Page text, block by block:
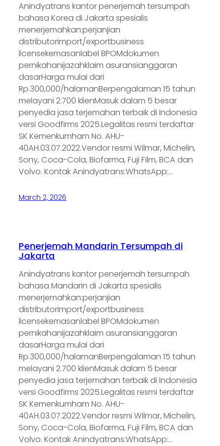
Anindyatrans kantor penerjemah tersumpah
bahasa Korea di Jakarta spesialis
menerjemahkan:perjanjian
distributorimport/exportbusiness
licensekemasanlabel BPOMdokumen
pernikahanijazahklaim asuransianggaran
dasarHarga mulai dari
Rp.300,000/halamanBerpengalaman 15 tahun
melayani 2.700 klienMasuk dalam 5 besar
penyedia jasa terjemahan terbaik di Indonesia
versi Goodfirms 2025.Legalitas resmi terdaftar
SK Kemenkumham No. AHU-
40AH.03.07.2022.Vendor resmi Wilmar, Michelin,
Sony, Coca-Cola, Biofarma, Fuji Film, BCA dan
Volvo. Kontak Anindyatrans:WhatsApp:…
March 2, 2026
Penerjemah Mandarin Tersumpah di
Jakarta
Anindyatrans kantor penerjemah tersumpah
bahasa Mandarin di Jakarta spesialis
menerjemahkan:perjanjian
distributorimport/exportbusiness
licensekemasanlabel BPOMdokumen
pernikahanijazahklaim asuransianggaran
dasarHarga mulai dari
Rp.300,000/halamanBerpengalaman 15 tahun
melayani 2.700 klienMasuk dalam 5 besar
penyedia jasa terjemahan terbaik di Indonesia
versi Goodfirms 2025.Legalitas resmi terdaftar
SK Kemenkumham No. AHU-
40AH.03.07.2022.Vendor resmi Wilmar, Michelin,
Sony, Coca-Cola, Biofarma, Fuji Film, BCA dan
Volvo. Kontak Anindyatrans:WhatsApp:…